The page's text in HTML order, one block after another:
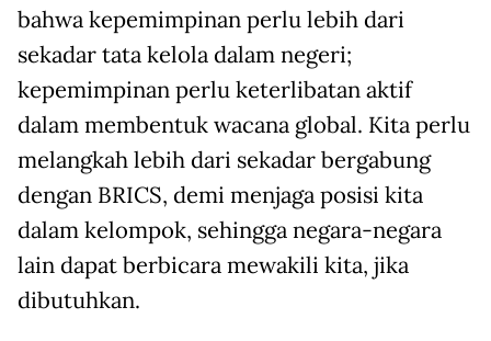
bahwa kepemimpinan perlu lebih dari
sekadar tata kelola dalam negeri;
kepemimpinan perlu keterlibatan aktif
dalam membentuk wacana global. Kita perlu
melangkah lebih dari sekadar bergabung
dengan BRICS, demi menjaga posisi kita
dalam kelompok, sehingga negara-negara
lain dapat berbicara mewakili kita, jika
dibutuhkan.